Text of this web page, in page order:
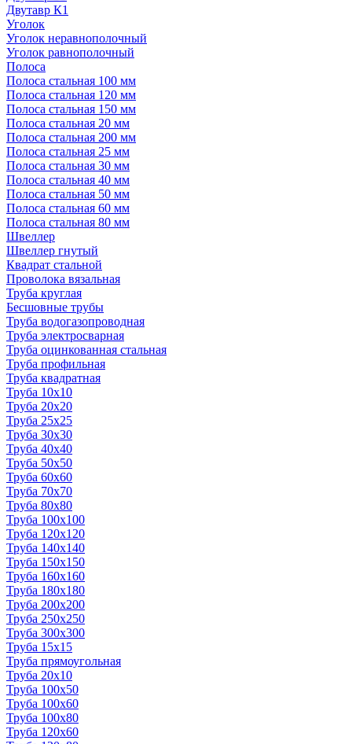
Двутавр К1
Уголок
Уголок неравнополочный
Уголок равнополочный
Полоса
Полоса стальная 100 мм
Полоса стальная 120 мм
Полоса стальная 150 мм
Полоса стальная 20 мм
Полоса стальная 200 мм
Полоса стальная 25 мм
Полоса стальная 30 мм
Полоса стальная 40 мм
Полоса стальная 50 мм
Полоса стальная 60 мм
Полоса стальная 80 мм
Швеллер
Швеллер гнутый
Квадрат стальной
Проволока вязальная
Труба круглая
Бесшовные трубы
Труба водогазопроводная
Труба электросварная
Труба оцинкованная стальная
Труба профильная
Труба квадратная
Труба 10x10
Труба 20x20
Труба 25x25
Труба 30x30
Труба 40x40
Труба 50x50
Труба 60x60
Труба 70x70
Труба 80x80
Труба 100x100
Труба 120x120
Труба 140x140
Труба 150x150
Труба 160x160
Труба 180x180
Труба 200x200
Труба 250x250
Труба 300x300
Труба 15x15
Труба прямоугольная
Труба 20x10
Труба 100x50
Труба 100x60
Труба 100x80
Труба 120x60